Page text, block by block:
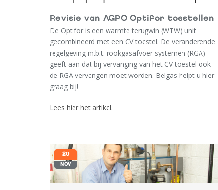
Revisie van AGPO Optifor toestellen
De Optifor is een warmte terugwin (WTW) unit
gecombineerd met een CV toestel. De veranderende
regelgeving m.b.t. rookgasafvoer systemen (RGA)
geeft aan dat bij vervanging van het CV toestel ook
de RGA vervangen moet worden. Belgas helpt u hier
graag bij!
Lees hier het artikel.
20
NOV